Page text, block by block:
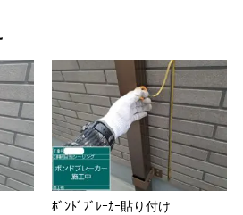
ﾎﾞﾝﾄﾞﾌﾞﾚｰｶｰ貼り付け